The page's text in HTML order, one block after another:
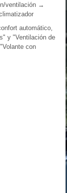
ventilación →
automático,
y "Ventilación de
con